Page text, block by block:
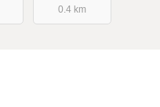
0.4 km